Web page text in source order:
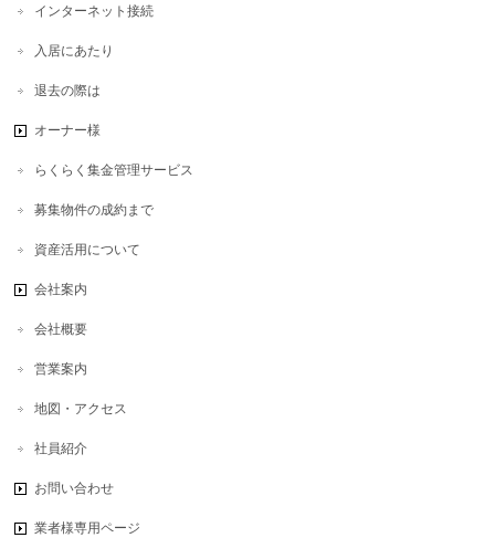
インターネット接続
入居にあたり
退去の際は
オーナー様
らくらく集金管理サービス
募集物件の成約まで
資産活用について
会社案内
会社概要
営業案内
地図・アクセス
社員紹介
お問い合わせ
業者様専用ページ